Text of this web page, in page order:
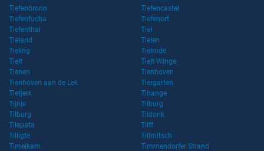
Tiefenbronn
Tiefencastel
Tiefenfucha
Tiefenort
Tiefenthal
Tiel
Tieland
Tielen
Tieling
Tielrode
Tielt
Tielt-Winge
Tienen
Tienhoven
Tienhoven aan de Lek
Tiergarten
Tietjerk
Tihange
Tijnje
Tilburg
Tilburg
Tildonk
Tilepata
Tilff
Tilligte
Tillmitsch
Timelkam
Timmendorfer Strand